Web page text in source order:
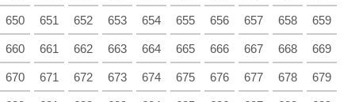
650 651 652 653 654 655 656 657 658 659
660 661 662 663 664 665 666 667 668 669
670 671 672 673 674 675 676 677 678 679